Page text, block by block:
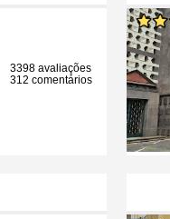
3398 avaliações
312 comentários